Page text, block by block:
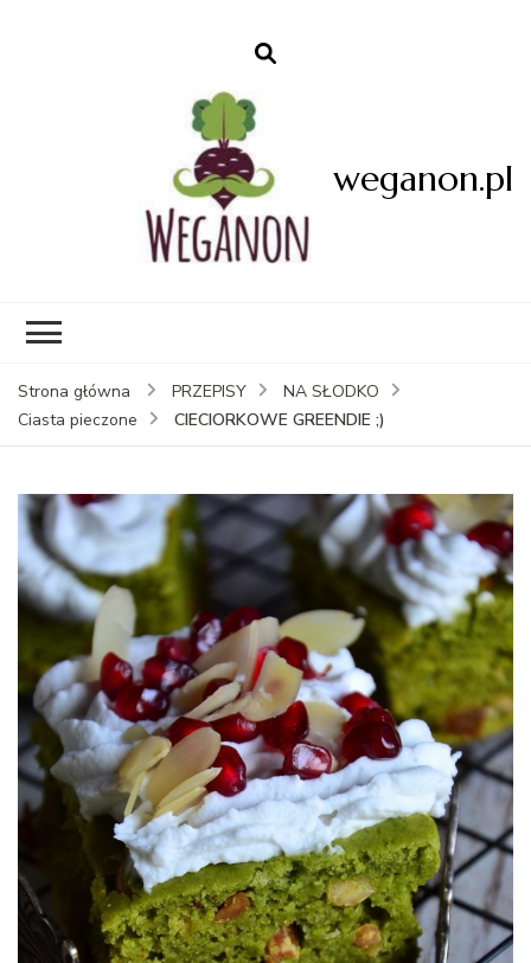
weganon.pl
Strona główna PRZEPISY
NA SŁODKO
Ciasta pieczone
CIECIORKOWE GREENDIE ;)